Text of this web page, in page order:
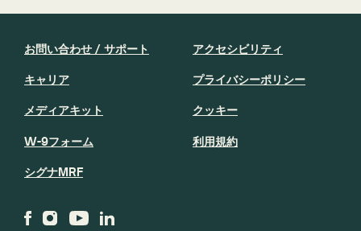
お問い合わせ / サポート
キャリア
メディアキット
W-9フォーム
シグナMRF
アクセシビリティ
プライバシーポリシー
クッキー
利用規約